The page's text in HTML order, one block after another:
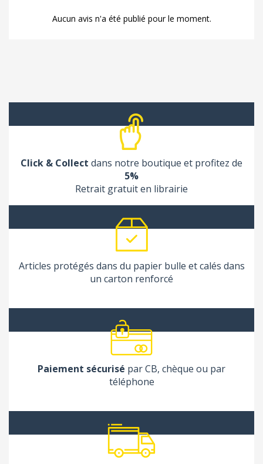
Aucun avis n'a été publié pour le moment.
Click & Collect dans notre boutique et profitez de
5%
Retrait gratuit en librairie
Articles protégés dans du papier bulle et calés dans
un carton renforcé
Paiement sécurisé par CB, chèque ou par
téléphone